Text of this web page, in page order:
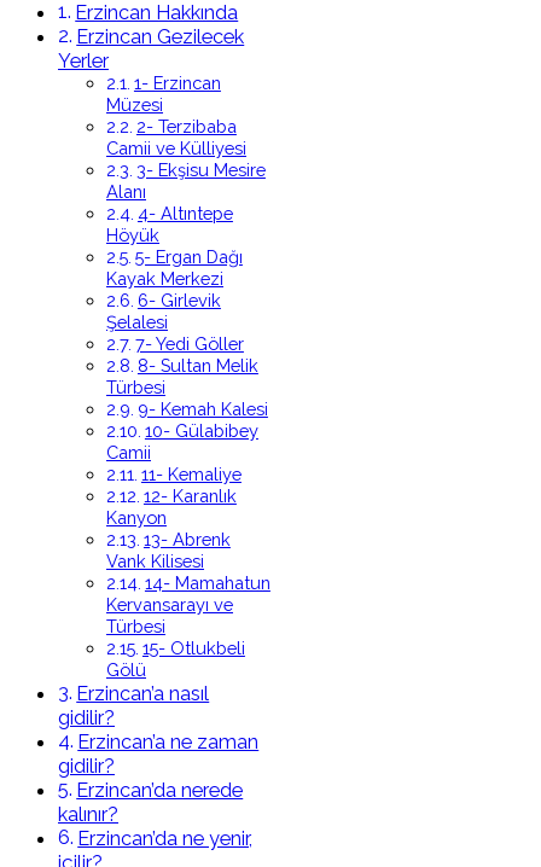
Erzincan Hakkında
Erzincan Gezilecek
Yerler
1- Erzincan
Müzesi
2- Terzibaba
Camii ve Külliyesi
3- Ekşisu Mesire
Alanı
4- Altıntepe
Höyük
5- Ergan Dağı
Kayak Merkezi
6- Girlevik
Şelalesi
7- Yedi Göller
8- Sultan Melik
Türbesi
9- Kemah Kalesi
10- Gülabibey
Camii
11- Kemaliye
12- Karanlık
Kanyon
13- Abrenk
Vank Kilisesi
14- Mamahatun
Kervansarayı ve
Türbesi
15- Otlukbeli
Gölü
Erzincan’a nasıl
gidilir?
Erzincan’a ne zaman
gidilir?
Erzincan’da nerede
kalınır?
Erzincan’da ne yenir,